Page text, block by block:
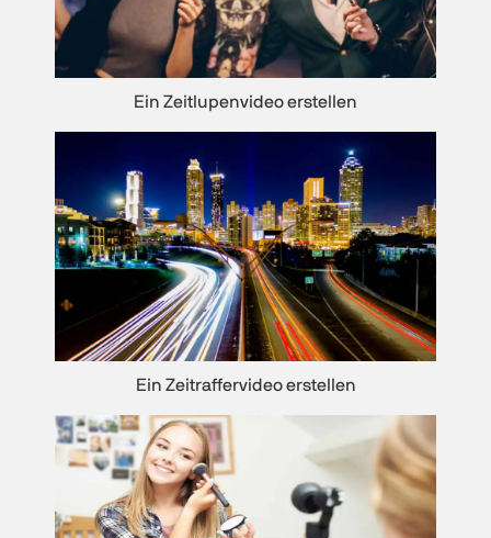
Ein Zeitlupenvideo erstellen
Ein Zeitraffervideo erstellen